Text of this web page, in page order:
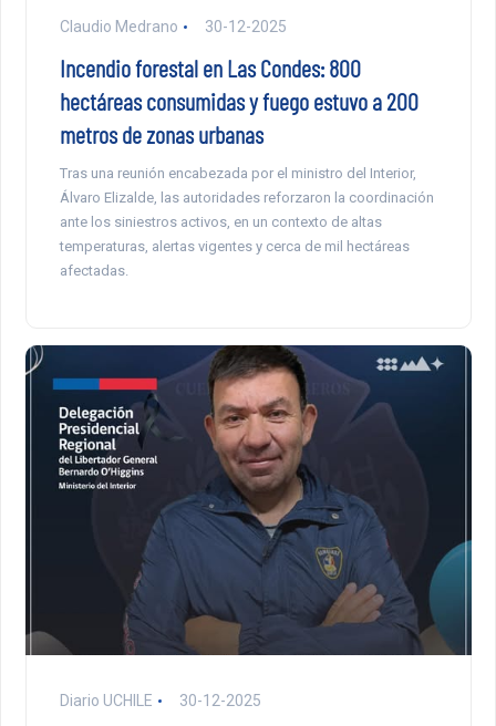
Claudio Medrano 30-12-2025
Incendio forestal en Las Condes: 800
hectáreas consumidas y fuego estuvo a 200
metros de zonas urbanas
Tras una reunión encabezada por el ministro del Interior,
Álvaro Elizalde, las autoridades reforzaron la coordinación
ante los siniestros activos, en un contexto de altas
temperaturas, alertas vigentes y cerca de mil hectáreas
afectadas.
Diario UCHILE 30-12-2025